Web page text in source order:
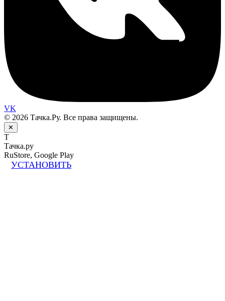
VK
© 2026 Тачка.Ру. Все права защищены.
✕
Т
Тачка.ру
RuStore, Google Play
УСТАНОВИТЬ